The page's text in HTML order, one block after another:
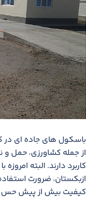
باسکول های جاده ای
از جمله کشاورزی، حمل
کاربرد دارند. البته
ازبکستان، ضرورت
کیفیت بیش از پیش